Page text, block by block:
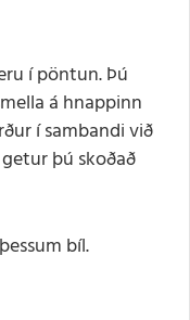
í pöntun. Þú
á hnappinn
í sambandi við
þú skoðað
bíl.